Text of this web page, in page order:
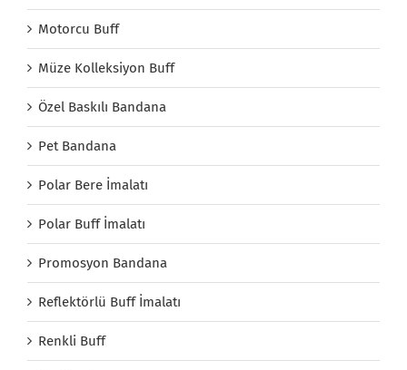
Motorcu Buff
Müze Kolleksiyon Buff
Özel Baskılı Bandana
Pet Bandana
Polar Bere İmalatı
Polar Buff İmalatı
Promosyon Bandana
Reflektörlü Buff İmalatı
Renkli Buff